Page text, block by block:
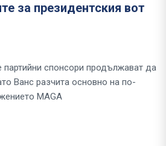
за президентския вот
партийни спонсори продължават да
Ванс разчита основно на по-
MAGA